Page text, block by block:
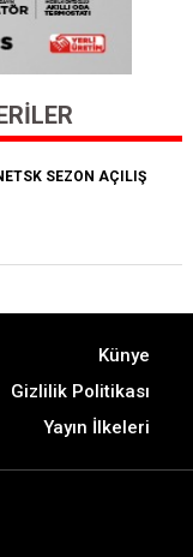
SEZON AÇILIŞ
Künye
Gizlilik Politikası
Yayın İlkeleri